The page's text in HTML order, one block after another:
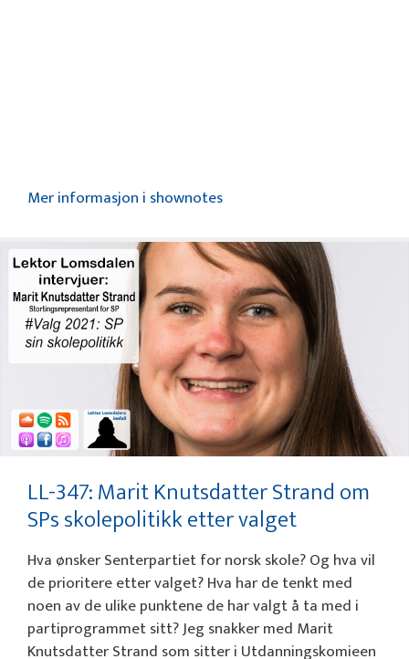
Mer informasjon i shownotes
LL-347: Marit Knutsdatter Strand om
SPs skolepolitikk etter valget
Hva ønsker Senterpartiet for norsk skole? Og hva vil
de prioritere etter valget? Hva har de tenkt med
noen av de ulike punktene de har valgt å ta med i
partiprogrammet sitt? Jeg snakker med Marit
Knutsdatter Strand som sitter i Utdanningskomieen